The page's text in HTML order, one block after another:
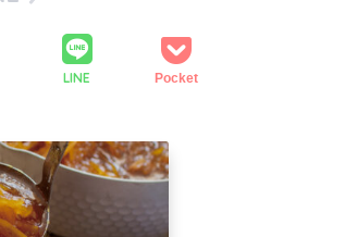
LINE Pocket